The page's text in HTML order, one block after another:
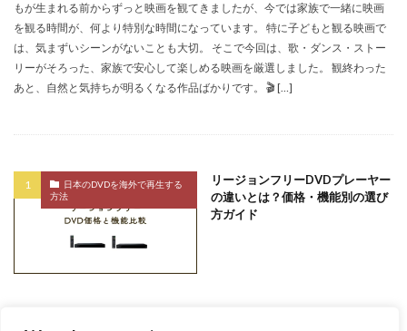
観るべき映画
語学学習
車載DVDプレーヤー
輸入DVD
輸入盤DVD再生出来ない
金融詐欺
韓国のdvd 再生
音楽家の伝記
音楽映画
高校生おすすめ映画
高音質
もが生まれる前からずっと映画を観てきましたが、今では家族で一緒に映画
を観る時間が、何より特別な時間になっています。 特に子どもと観る映画で
は、気まずいシーンがないことも大切。 そこで今回は、歌・ダンス・ストー
リーがそろった、家族で安心して楽しめる映画を厳選しました。 観終わった
あと、自然と気持ちが明るくなる作品ばかりです。 🎬 […]
日本のDVDを海外で再生する
方法
リージョンフリーDVDプレーヤー
の違いとは？価格・機能別の選び
方ガイド